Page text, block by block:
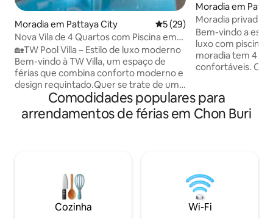
Moradia em Pattaya City Classificação média de 5
5 (29)
Nova Vila de 4 Quartos com Piscina em
Pattaya / Pattaya TW Luxe Stay Pool Villa
🏡TW Pool Villa – Estilo de luxo moderno
Bem-vindo à TW Villa, um espaço de
férias que combina conforto moderno e
design requintado.Quer se trate de uma
reunião de família ou de amigos, pode
ter uma estadia confortável e
inesquecível aqui. Espaço ✨ confortável
casa de banho e há uma casa de banho
de hóspedes separada, a disposição é
razoável e a estadia é mais confortável.
Configuração do 🛏 Quarto Dos quatro
Moradia em
Moradia privada
em Hollywood,
Perto da praia e
Bem-vindo a esta
luxo com piscina
moradia tem 4
confortáveis. O
amigos, viagens
de alta qualidade
restaurantes
comerciais, lojas
várias instalações
entretenimento,
Comodidades populares para
arrendamentos de férias em Chon Buri
Cozinha Wi-Fi